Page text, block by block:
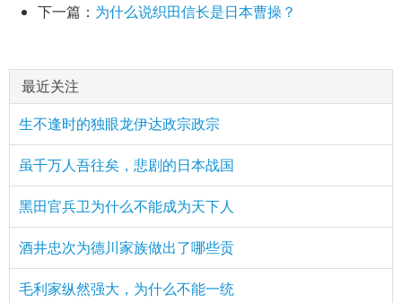
下一篇： 为什么说织田信长是日本曹操？
最近关注
生不逢时的独眼龙伊达政宗政宗
虽千万人吾往矣，悲剧的日本战国
黑田官兵卫为什么不能成为天下人
酒井忠次为德川家族做出了哪些贡
毛利家纵然强大，为什么不能一统